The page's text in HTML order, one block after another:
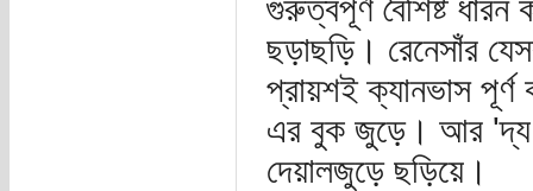
গুরুত্বপূর্ণ বৈশিষ্ট
ছড়াছড়ি। রেনেসাঁর
প্রায়শই ক্যানভাস পূর্ণ
এর বুক জুড়ে। আর 'দ্য
দেয়ালজুড়ে ছড়িয়ে।